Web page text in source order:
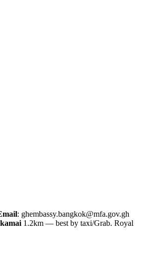
: ghembassy.bangkok@mfa.gov.gh
1.2km — best by taxi/Grab. Royal